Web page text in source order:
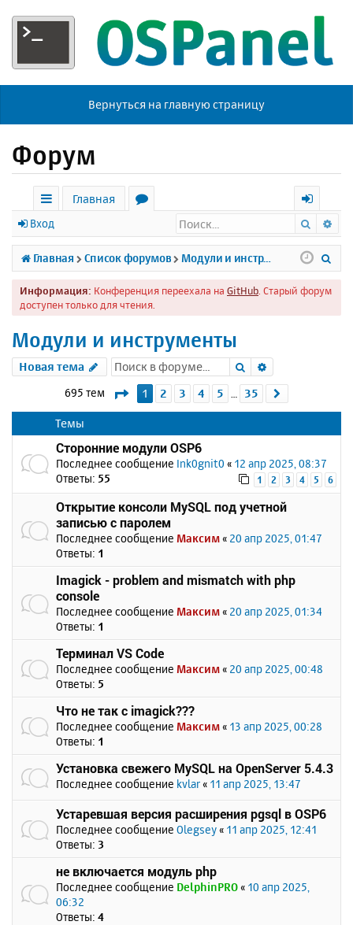
Вернуться на главную страницу
Форум
с
ы
л
к
Главная
р
у
м
х
о
д
Вход Поиск
Главная Список форумов Модули и инструменты
Информация: Конференция переехала на GitHub . Старый форум
доступен только для чтения.
Модули и инструменты
Новая тема Поиск
695 тем Страница1 из 35
1 2 3 4 5 35
Темы
Сторонние модули OSP6
Последнее сообщение Ink0gnit0 « 12 апр 2025, 08:37
Ответы: 55 1 2 3 4 5 6
Открытие консоли MySQL под учетной
записью с паролем
Последнее сообщение Максим « 20 апр 2025, 01:47
Ответы: 1
Imagick - problem and mismatch with php
console
Последнее сообщение Максим « 20 апр 2025, 01:34
Ответы: 1
Терминал VS Code
Последнее сообщение Максим « 20 апр 2025, 00:48
Ответы: 5
Что не так с imagick???
Последнее сообщение Максим « 13 апр 2025, 00:28
Ответы: 1
Установка свежего MySQL на OpenServer 5.4.3
Последнее сообщение kvlar « 11 апр 2025, 13:47
Устаревшая версия расширения pgsql в OSP6
Последнее сообщение Olegsey « 11 апр 2025, 12:41
Ответы: 3
не включается модуль php
Последнее сообщение DelphinPRO « 10 апр 2025,
06:32
Ответы: 4